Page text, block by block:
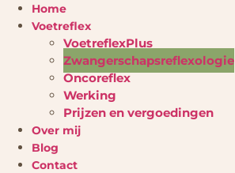
Home
Voetreflex
VoetreflexPlus
Zwangerschapsreflexologie
Oncoreflex
Werking
Prijzen en vergoedingen
Over mij
Blog
Contact